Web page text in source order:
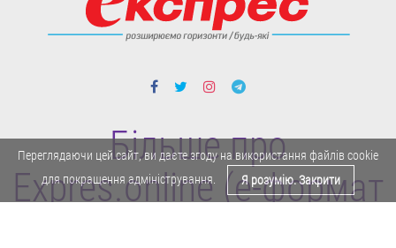
Більше про
Expres.online (e-формат
Переглядаючи цей сайт, ви даєте згоду на використання файлів cookie
для покращення адміністрування.
Я розумію. Закрити